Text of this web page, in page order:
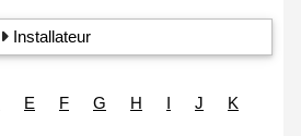
Installateur
E F G H I J K